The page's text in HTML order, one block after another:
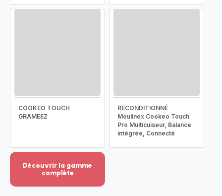
COOKEO TOUCH
GRAMEEZ
RECONDITIONNÉ
Moulinex Cookeo Touch
Pro Multicuiseur, Balance
intégrée, Connecté
Découvrir la gamme
complète